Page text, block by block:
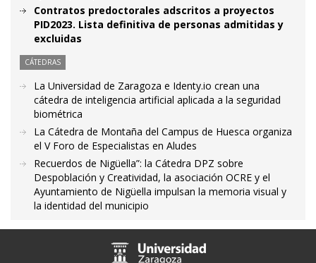
Contratos predoctorales adscritos a proyectos
PID2023. Lista definitiva de personas admitidas y
excluidas
CÁTEDRAS
La Universidad de Zaragoza e Identy.io crean una
cátedra de inteligencia artificial aplicada a la seguridad
biométrica
La Cátedra de Montaña del Campus de Huesca organiza
el V Foro de Especialistas en Aludes
Recuerdos de Nigüella”: la Cátedra DPZ sobre
Despoblación y Creatividad, la asociación OCRE y el
Ayuntamiento de Nigüella impulsan la memoria visual y
la identidad del municipio